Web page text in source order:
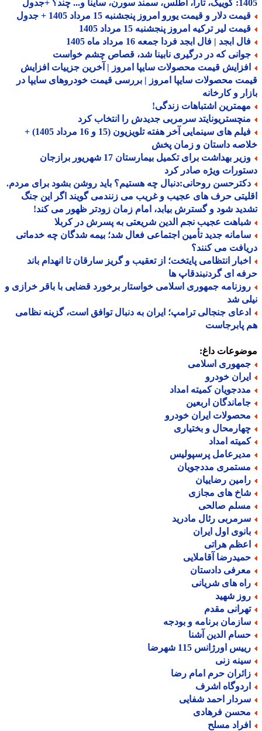
ساینا و... چند؟ +جدول
دلار و قیمت یورو امروز پنجشنبه 15 مرداد 1405 + جدول
لیر ترکیه امروز پنجشنبه 15 مرداد 1405
ابجد | فال ابجد فردا جمعه 16 مرداد ماه 1405
که در درگیری نابینا شد، قصاص چشم خواست
قیمت محصولات سایپا امروز | آخرین جزییات افزایش
محصولات سایپا امروز | بررسی قیمت خودروهای سایپا در
و کارخانه
اشتباهات زندگی!
سرمربی جدیدش را انتخاب کرد
فیلم های سینمایی آخر هفته تلویزیون (15 و 16 مرداد 1405) +
داستان و زمان پخش
وزیر بهداشت برای تکمیل بیمارستان 17 شهریور برازجان
ویژه صادر کرد
روحانی:دنبال چه هستیم؟ باید روشن بشود برای مردم.
حرف های عجیب و غریب می زنندمی گویند اگر این جنگ
شود و گسترش بیابد، امام زمان زودتر ظهور می کند!
عجیب نجم الدین شریعتی به پسرش در کربلا
جدید تأمین اجتماعی فعال شد؛ بیمه شدگان چه خدماتی
می کنند؟
انتظامی پایتخت؛ از تعقیب و گریز سارقان تا انهدام باند
ای گردنبندقاپ ها
جمهوری اسلامی خواستار برخورد قضایی با باقر خرازی و
شد
جنجالی ترامپ؛ ایران به دنبال توافق است، گزینه نظامی
پابرجاست
داغ:
اسلامی
خودرو
کمیته امداد
اربعین
ایران خودرو
و بختیاری
امداد
پرسپولیس
مددجویان
رضاییان
های مجازی
صالحی
رئال مادرید
اول ایران
هراتی
آقاملایی
دادستان
های شریانی
شهید
مقدم
برنامه و بودجه
الدین آشنا
اورژانس 115 شهرضا
زنی
حرم امام رضا
اشرف
احمد شفایی
فرهادی
مسلح